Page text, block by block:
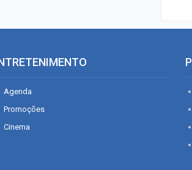
Agenda
Promoções
Cinema